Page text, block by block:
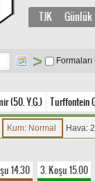
TJK
>
(50. Y.G.) Turffontein
Kum: Normal Hava:
14.30 3. Koşu 15.00